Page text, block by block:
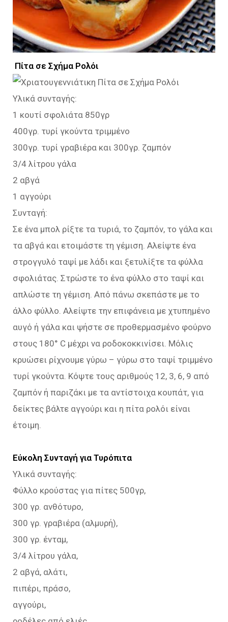
Πίτα σε Σχήμα Ρολόι
Υλικά συνταγής:
1 κουτί σφολιάτα 850γρ
400γρ. τυρί γκούντα τριμμένο
300γρ. τυρί γραβιέρα και 300γρ. ζαμπόν
3/4 λίτρου γάλα
2 αβγά
1 αγγούρι
Συνταγή:
Σε ένα μπολ ρίξτε τα τυριά, το ζαμπόν, το γάλα και
τα αβγά και ετοιμάστε τη γέμιση. Αλείψτε ένα
στρογγυλό ταψί με λάδι και ξετυλίξτε τα φύλλα
σφολιάτας. Στρώστε το ένα φύλλο στο ταψί και
απλώστε τη γέμιση. Από πάνω σκεπάστε με το
άλλο φύλλο. Αλείψτε την επιφάνεια με χτυπημένο
αυγό ή γάλα και ψήστε σε προθερμασμένο φούρνο
στους 180° C μέχρι να ροδοκοκκινίσει. Μόλις
κρυώσει ρίχνουμε γύρω – γύρω στο ταψί τριμμένο
τυρί γκούντα. Κόψτε τους αριθμούς 12, 3, 6, 9 από
ζαμπόν ή παριζάκι με τα αντίστοιχα κουπάτ, για
δείκτες βάλτε αγγούρι και η πίτα ρολόι είναι
έτοιμη.
Εύκολη Συνταγή για Τυρόπιτα
Υλικά συνταγής:
Φύλλο κρούστας για πίτες 500γρ,
300 γρ. ανθότυρο,
300 γρ. γραβιέρα (αλμυρή),
300 γρ. ένταμ,
3/4 λίτρου γάλα,
2 αβγά, αλάτι,
πιπέρι, πράσο,
αγγούρι,